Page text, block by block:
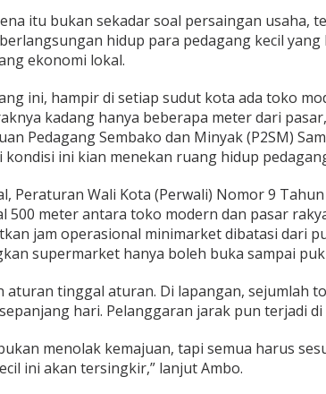
itu bukan sekadar soal persaingan usaha,
hidup para pedagang kecil
ekonomi lokal.
ini, hampir di setiap sudut kota ada toko
kadang hanya beberapa meter dari
Pedagang Sembako dan Minyak (P2SM)
kondisi ini kian menekan ruang hidup
Peraturan Wali Kota (Perwali) Nomor 9
500 meter antara toko modern dan pasar
jam operasional minimarket dibatasi dari
supermarket hanya boleh buka sampai
aturan tinggal aturan. Di lapangan, sejumlah
hari. Pelanggaran jarak pun terjadi
menolak kemajuan, tapi semua harus
ini akan tersingkir,” lanjut Ambo.